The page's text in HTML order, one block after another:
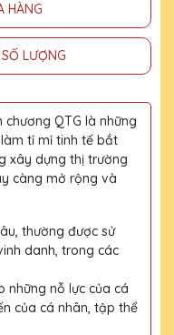
HÀNG
LƯỢNG
QTG là những
tỉ mỉ tinh tế bắt
xây dựng thị trường
càng mở rộng và
thường được sử
danh, trong các
những nỗ lực của cá
của cá nhân, tập thể